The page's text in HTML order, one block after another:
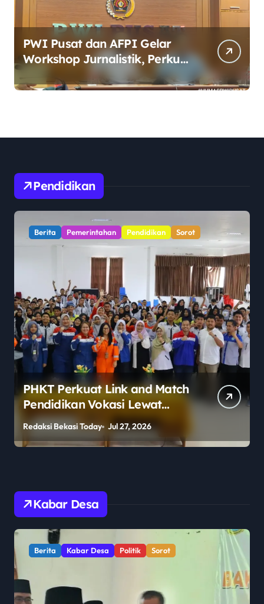
PWI Pusat dan AFPI Gelar
Workshop Jurnalistik, Perkuat
Literasi Keuangan Digital bagi
Insan Pers
Pendidikan
Berita Pendidikan Sorot
Polemik Legalitas Sekolah
Berlabel Asing Mencuat,
Publik Pertanyakan
Pengawasan Pemerintah
Redaksi Bekasi Today Jul 27, 2026
Kabar Desa
Berita Kabar Desa Politik Sorot